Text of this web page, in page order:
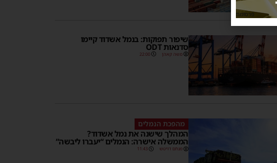
שיפור תפוקות: בנמל אשדוד קיימו
סדנאות ODT
משה קאהן 22:00
מהפכת הנמלים
המהלך שישנה את נמל אשדוד?
הממשלה אישרה: הנמלים “יעברו ליבשה”
מנחם דויטש 11:43
פרסומת